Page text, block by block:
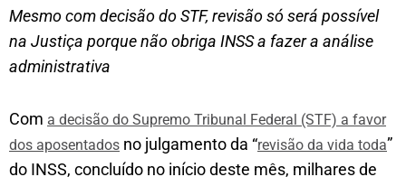
Mesmo com decisão do STF, revisão só será possível
na Justiça porque não obriga INSS a fazer a análise
administrativa
Com a decisão do Supremo Tribunal Federal (STF) a favor
dos aposentados no julgamento da “revisão da vida toda”
do INSS, concluído no início deste mês, milhares de